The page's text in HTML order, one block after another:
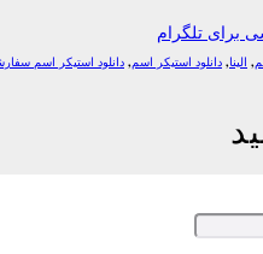
برای تلگرام
, الینا, دانلود استیکر اسم, دانلود استیکر اسم